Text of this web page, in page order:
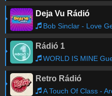
00:29 Deepness Music
Heartrode (Original
00:25 Deep Territory
00:22 Deep House
(Deep House 2026)
Deja Vu Rádió
Bob Sinclar - Love
Rádió 1
WORLD IS MINE
Retro Rádió
A Touch Of Class -